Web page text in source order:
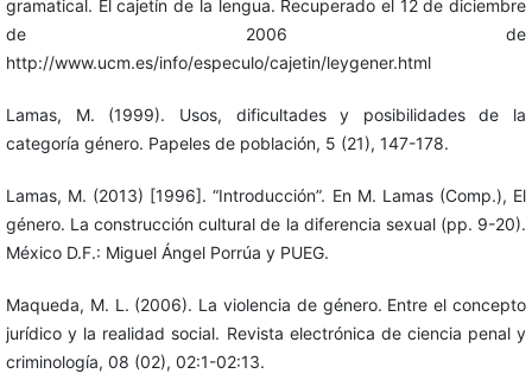
gramatical. El cajetín de la lengua. Recuperado el 12 de diciembre
de 2006 de
http://www.ucm.es/info/especulo/cajetin/leygener.html
Lamas, M. (1999). Usos, dificultades y posibilidades de la
categoría género. Papeles de población, 5 (21), 147-178.
Lamas, M. (2013) [1996]. “Introducción”. En M. Lamas (Comp.), El
género. La construcción cultural de la diferencia sexual (pp. 9-20).
México D.F.: Miguel Ángel Porrúa y PUEG.
Maqueda, M. L. (2006). La violencia de género. Entre el concepto
jurídico y la realidad social. Revista electrónica de ciencia penal y
criminología, 08 (02), 02:1-02:13.